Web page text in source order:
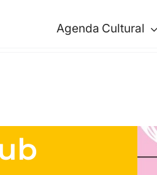
Agenda Cultural